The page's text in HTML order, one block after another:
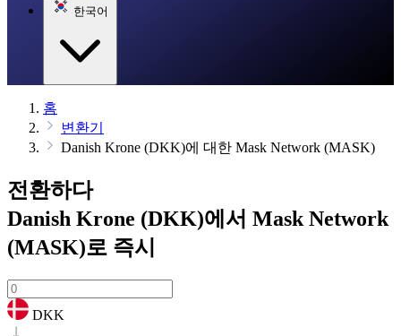
한국어
홈
변환기
Danish Krone (DKK)에 대한 Mask Network (MASK)
전환하다
Danish Krone (DKK)에서 Mask Network
(MASK)로 즉시
DKK